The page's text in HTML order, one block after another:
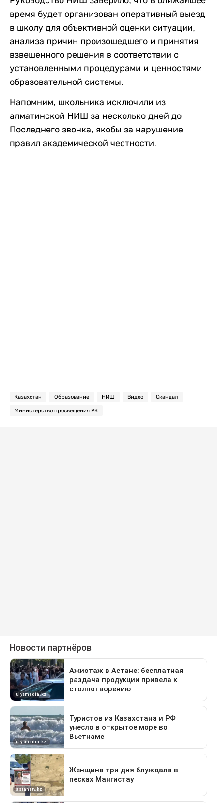
время будет организован оперативный выезд
в школу для объективной оценки ситуации,
анализа причин произошедшего и принятия
взвешенного решения в соответствии с
установленными процедурами и ценностями
образовательной системы.
Напомним, школьника исключили из
алматинской НИШ за несколько дней до
Последнего звонка, якобы за нарушение
правил академической честности.
Казахстан Образование НИШ Видео Скандал
Министерство просвещения РК